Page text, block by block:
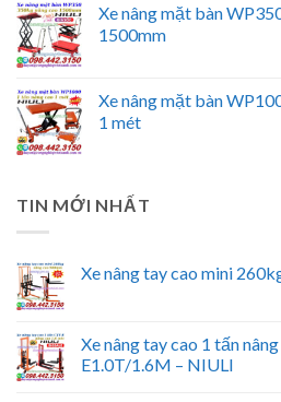
Xe nâng mặt bàn
1500mm
Xe nâng mặt bàn
1 mét
TIN MỚI NHẤT
Xe nâng tay cao mini
Xe nâng tay cao 1 tấn
E1.0T/1.6M – NIULI